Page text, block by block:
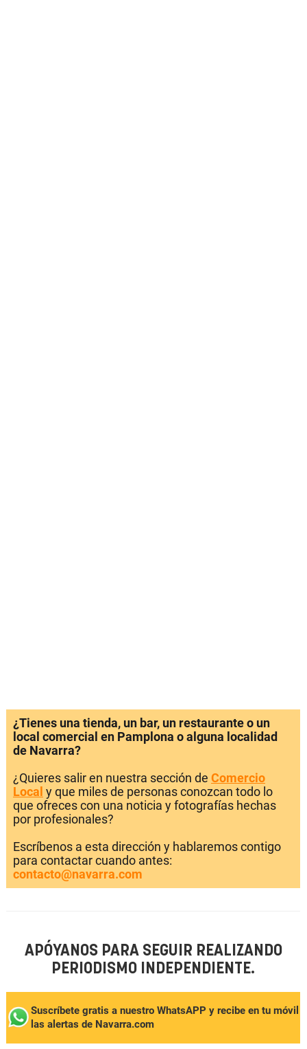
¿Tienes una tienda, un bar, un restaurante o un
local comercial en Pamplona o alguna localidad
de Navarra?
¿Quieres salir en nuestra sección de Comercio
Local y que miles de personas conozcan todo lo
que ofreces con una noticia y fotografías hechas
por profesionales?
Escríbenos a esta dirección y hablaremos contigo
para contactar cuando antes:
contacto@navarra.com
APÓYANOS PARA SEGUIR REALIZANDO
PERIODISMO INDEPENDIENTE.
Suscríbete gratis a nuestro WhatsAPP y recibe en tu móvil
las alertas de Navarra.com